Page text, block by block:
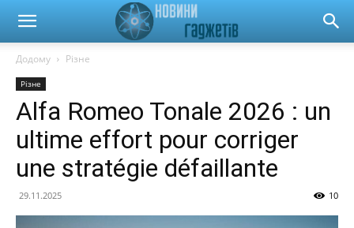
Новини
гаджетів
автомобілів
Додому Різне
Різне
Alfa Romeo Tonale 2026 : un
ultime effort pour corriger
une stratégie défaillante
29.11.2025 10